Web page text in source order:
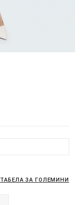
ТАБЕЛА ЗА ГОЛЕМИНИ